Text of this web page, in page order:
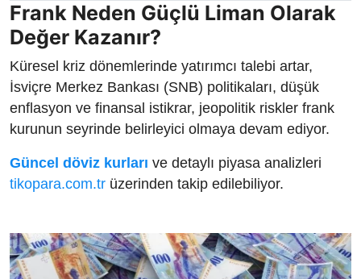
Frank Neden Güçlü Liman Olarak
Değer Kazanır?
Küresel kriz dönemlerinde yatırımcı talebi artar,
İsviçre Merkez Bankası (SNB) politikaları, düşük
enflasyon ve finansal istikrar, jeopolitik riskler frank
kurunun seyrinde belirleyici olmaya devam ediyor.
Güncel döviz kurları ve detaylı piyasa analizleri
tikopara.com.tr üzerinden takip edilebiliyor.